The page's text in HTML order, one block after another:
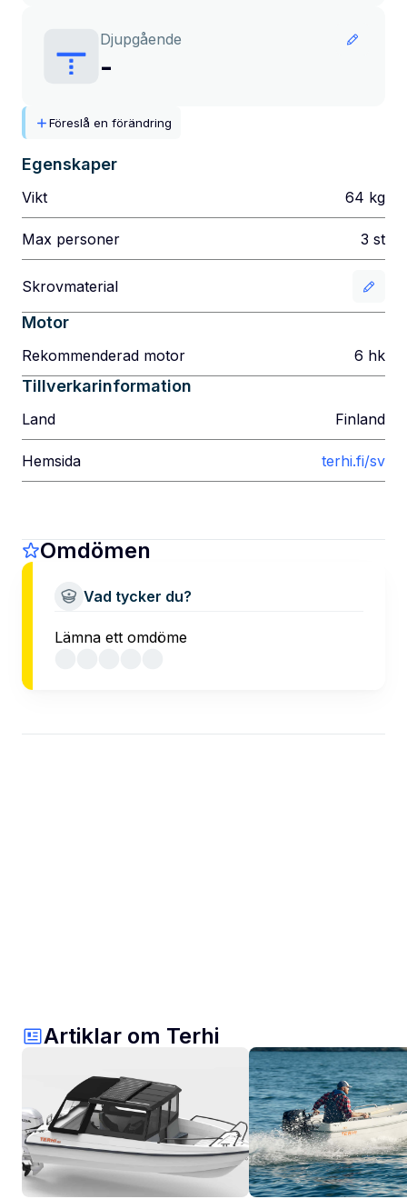
Djupgående
-
Föreslå en förändring
Egenskaper
Vikt 64 kg
Max personer 3 st
Skrovmaterial
Motor
Rekommenderad motor 6 hk
Tillverkarinformation
Land Finland
Hemsida terhi.fi/sv
Omdömen
Vad tycker du?
Lämna ett omdöme
Artiklar om Terhi